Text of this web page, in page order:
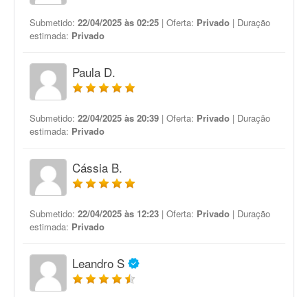
Submetido: 22/04/2025 às 02:25 | Oferta: Privado | Duração
estimada: Privado
Paula D.
Submetido: 22/04/2025 às 20:39 | Oferta: Privado | Duração
estimada: Privado
Cássia B.
Submetido: 22/04/2025 às 12:23 | Oferta: Privado | Duração
estimada: Privado
Leandro S